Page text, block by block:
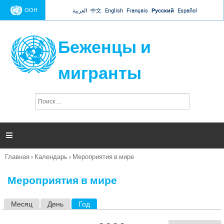
Jump to navigation
ООН العربية 中文 English Français Русский Español
Беженцы и
мигранты
п
и

Вы
Главная › Календарь › Мероприятия в мире
Мероприятия в мире
Месяц День Год